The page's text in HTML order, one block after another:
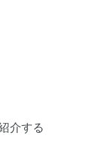
介する